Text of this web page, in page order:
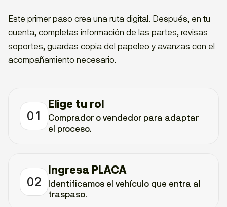
Este primer paso crea una ruta digital. Después, en tu
cuenta, completas información de las partes, revisas
soportes, guardas copia del papeleo y avanzas con el
acompañamiento necesario.
01
Elige tu rol
Comprador o vendedor para adaptar
el proceso.
02
Ingresa PLACA
Identificamos el vehículo que entra al
traspaso.